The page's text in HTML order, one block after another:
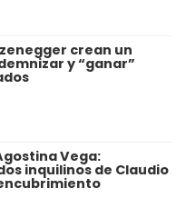
crean un
y “ganar”
Vega:
inquilinos de Claudio